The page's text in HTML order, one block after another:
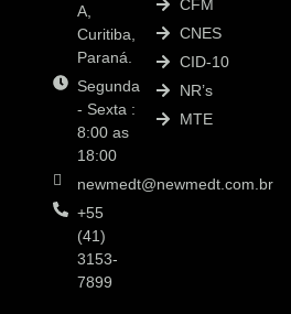
A,
Curitiba,
Paraná.
Segunda
- Sexta :
8:00 as
18:00
newmedt@newmedt.com.br
+55
(41)
3153-
7899
CFM
CNES
CID-10
NR’s
MTE